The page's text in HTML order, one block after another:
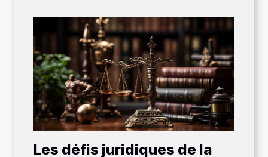
Les défis juridiques de la